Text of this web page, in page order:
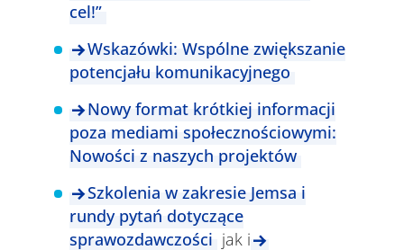
cel!”
Wskazówki: Wspólne zwiększanie
potencjału komunikacyjnego
Nowy format krótkiej informacji
poza mediami społecznościowymi:
Nowości z naszych projektów
Szkolenia w zakresie Jemsa i
rundy pytań dotyczące
sprawozdawczości jak i